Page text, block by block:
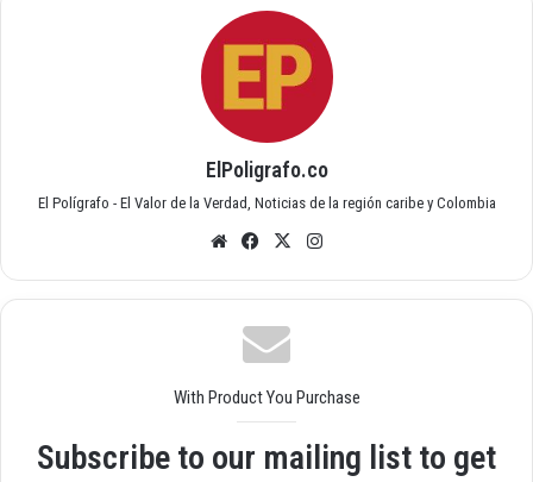
ElPoligrafo.co
El Polígrafo - El Valor de la Verdad, Noticias de la región caribe y Colombia
Siti
we
b
Fac
ok
X
am
With Product You Purchase
Subscribe to our mailing list to get